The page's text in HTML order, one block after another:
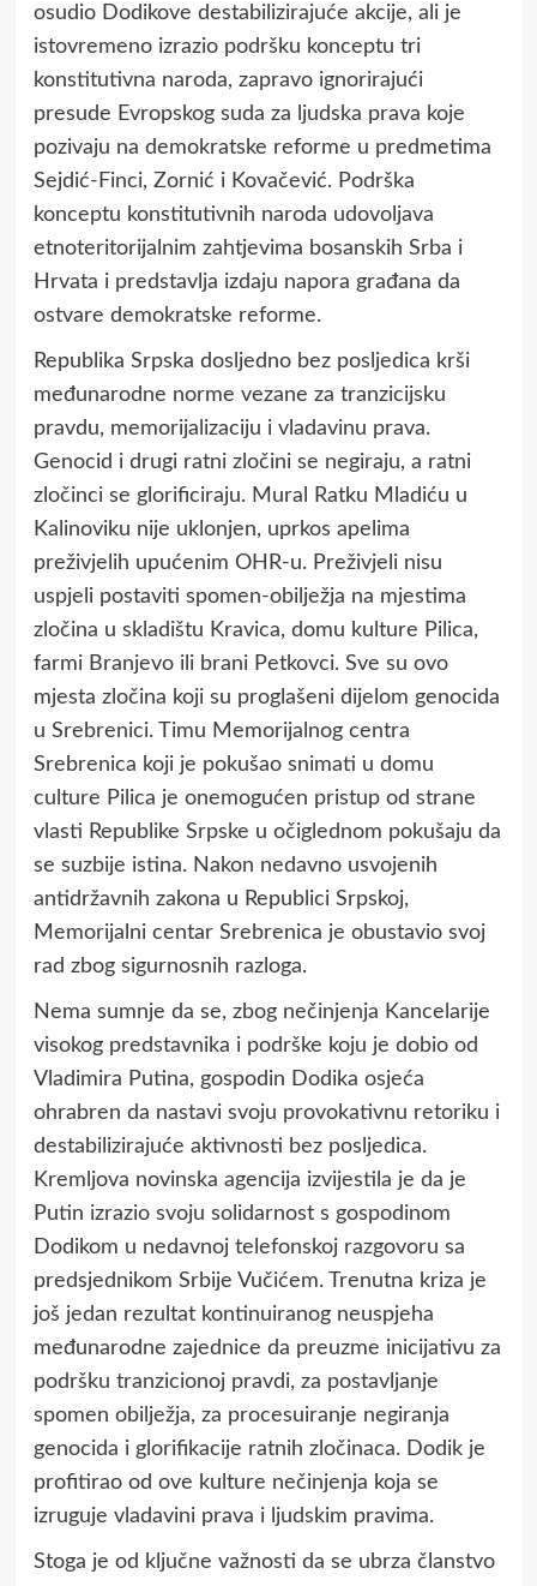
osudio Dodikove destabilizirajuće akcije, ali je
istovremeno izrazio podršku konceptu tri
konstitutivna naroda, zapravo ignorirajući
presude Evropskog suda za ljudska prava koje
pozivaju na demokratske reforme u predmetima
Sejdić-Finci, Zornić i Kovačević. Podrška
konceptu konstitutivnih naroda udovoljava
etnoteritorijalnim zahtjevima bosanskih Srba i
Hrvata i predstavlja izdaju napora građana da
ostvare demokratske reforme.
Republika Srpska dosljedno bez posljedica krši
međunarodne norme vezane za tranzicijsku
pravdu, memorijalizaciju i vladavinu prava.
Genocid i drugi ratni zločini se negiraju, a ratni
zločinci se glorificiraju. Mural Ratku Mladiću u
Kalinoviku nije uklonjen, uprkos apelima
preživjelih upućenim OHR-u. Preživjeli nisu
uspjeli postaviti spomen-obilježja na mjestima
zločina u skladištu Kravica, domu kulture Pilica,
farmi Branjevo ili brani Petkovci. Sve su ovo
mjesta zločina koji su proglašeni dijelom genocida
u Srebrenici. Timu Memorijalnog centra
Srebrenica koji je pokušao snimati u domu
culture Pilica je onemogućen pristup od strane
vlasti Republike Srpske u očiglednom pokušaju da
se suzbije istina. Nakon nedavno usvojenih
antidržavnih zakona u Republici Srpskoj,
Memorijalni centar Srebrenica je obustavio svoj
rad zbog sigurnosnih razloga.
Nema sumnje da se, zbog nečinjenja Kancelarije
visokog predstavnika i podrške koju je dobio od
Vladimira Putina, gospodin Dodika osjeća
ohrabren da nastavi svoju provokativnu retoriku i
destabilizirajuće aktivnosti bez posljedica.
Kremljova novinska agencija izvijestila je da je
Putin izrazio svoju solidarnost s gospodinom
Dodikom u nedavnoj telefonskoj razgovoru sa
predsjednikom Srbije Vučićem. Trenutna kriza je
još jedan rezultat kontinuiranog neuspjeha
međunarodne zajednice da preuzme inicijativu za
podršku tranzicionoj pravdi, za postavljanje
spomen obilježja, za procesuiranje negiranja
genocida i glorifikacije ratnih zločinaca. Dodik je
profitirao od ove kulture nečinjenja koja se
izruguje vladavini prava i ljudskim pravima.
Stoga je od ključne važnosti da se ubrza članstvo